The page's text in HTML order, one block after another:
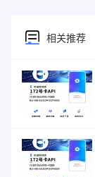
相关推荐